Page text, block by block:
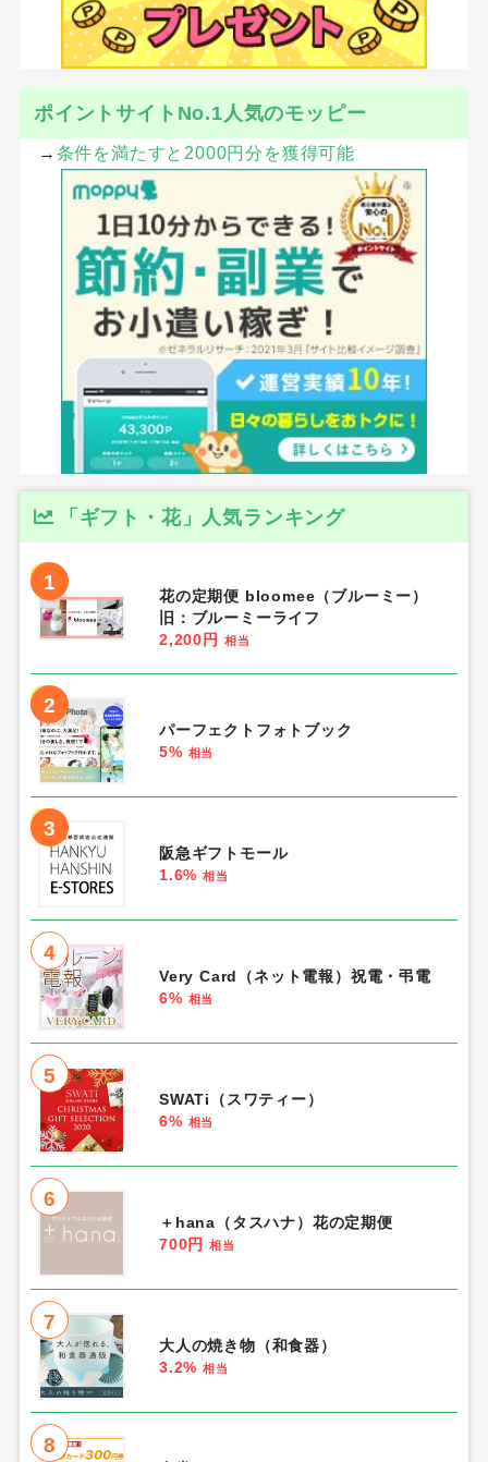
ポイントサイトNo.1人気のモッピー
→ 条件を満たすと2000円分を獲得可能
「ギフト・花」人気ランキング
1
花の定期便 bloomee（ブルーミー）
旧：ブルーミーライフ
2,200円
相当
2
パーフェクトフォトブック
5% 相当
3
阪急ギフトモール
1.6% 相当
4
Very Card（ネット電報）祝電・弔電
6% 相当
5
SWATi（スワティー）
6% 相当
6
＋hana（タスハナ）花の定期便
700円
相当
7
大人の焼き物（和食器）
3.2% 相当
8